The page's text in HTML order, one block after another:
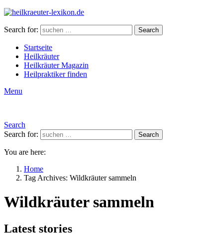
Search for: Search
Startseite
Heilkräuter
Heilkräuter Magazin
Heilpraktiker finden
Menu
Search
Search for:
Search
You are here:
Home
Tag Archives: Wildkräuter sammeln
Wildkräuter sammeln
Latest stories